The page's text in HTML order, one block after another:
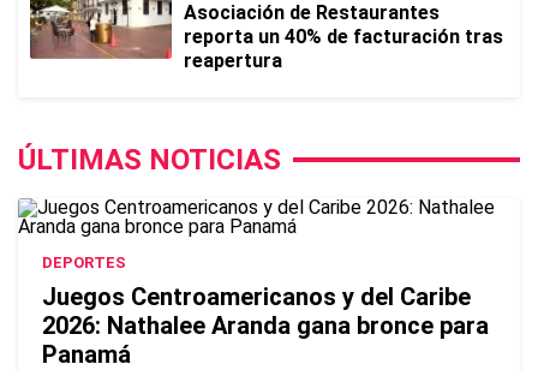
Asociación de Restaurantes
reporta un 40% de facturación tras
reapertura
ÚLTIMAS NOTICIAS
DEPORTES
Juegos Centroamericanos y del Caribe
2026: Nathalee Aranda gana bronce para
Panamá